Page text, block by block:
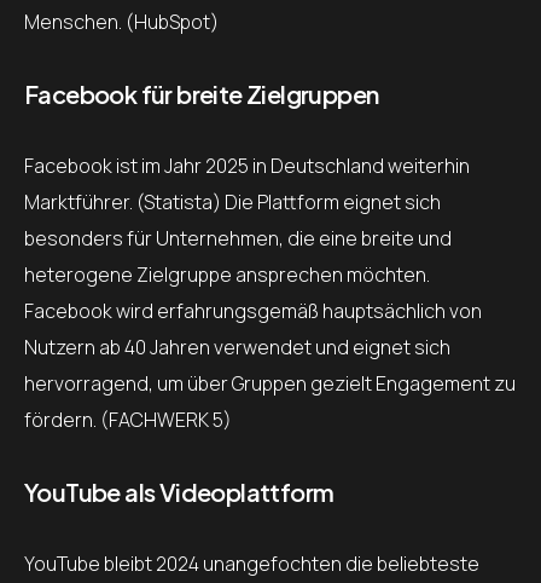
Menschen. (HubSpot)
Facebook für breite Zielgruppen
Facebook ist im Jahr 2025 in Deutschland weiterhin
Marktführer. (Statista) Die Plattform eignet sich
besonders für Unternehmen, die eine breite und
heterogene Zielgruppe ansprechen möchten.
Facebook wird erfahrungsgemäß hauptsächlich von
Nutzern ab 40 Jahren verwendet und eignet sich
hervorragend, um über Gruppen gezielt Engagement zu
fördern. (FACHWERK 5)
YouTube als Videoplattform
YouTube bleibt 2024 unangefochten die beliebteste